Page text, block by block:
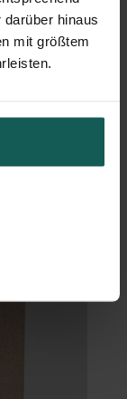
hinaus
mit größtem